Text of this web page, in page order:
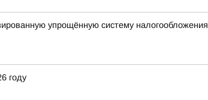
упрощённую систему налогообложения
году